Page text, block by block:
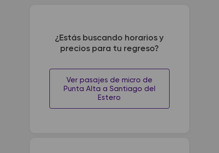
¿Estás buscando horarios y
precios para tu regreso?
Ver pasajes de micro de
Punta Alta a Santiago del
Estero